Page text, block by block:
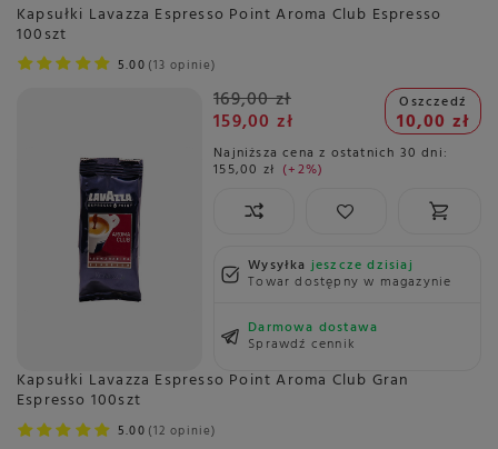
Kapsułki Lavazza Espresso Point Aroma Club Espresso
100szt
5.00 13 opinie
169,00 zł
159,00 zł
Oszczedź
10,00 zł
Najniższa cena z ostatnich 30 dni:
155,00 zł +2%
Wysyłkajeszcze dzisiaj
Towar dostępny w magazynie
Darmowa dostawa
Sprawdź cennik
Kapsułki Lavazza Espresso Point Aroma Club Gran
Espresso 100szt
5.00 12 opinie